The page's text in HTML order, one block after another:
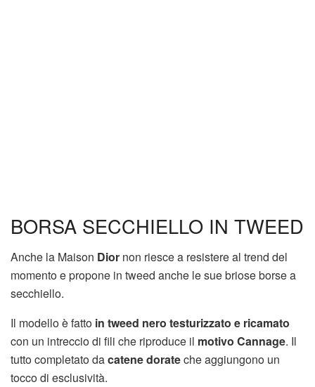
BORSA SECCHIELLO IN TWEED
Anche la Maison Dior non riesce a resistere al trend del
momento e propone in tweed anche le sue briose borse a
secchiello.
Il modello è fatto in tweed nero testurizzato e ricamato
con un intreccio di fili che riproduce il motivo Cannage. Il
tutto completato dacatene dorateche aggiungono un
tocco di esclusività.